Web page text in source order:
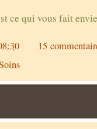
ce qui vous fait
15